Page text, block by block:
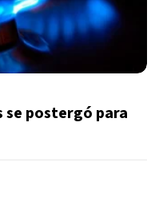
se postergó para